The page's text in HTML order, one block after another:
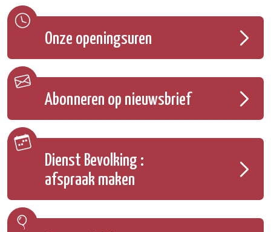
Onze openingsuren
Abonneren op nieuwsbrief
Dienst Bevolking :
afspraak maken